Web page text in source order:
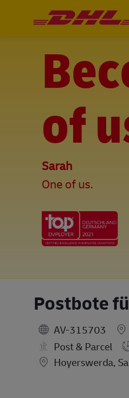
of
Sarah
One of us.
Postbote
AV-315703
Post & Parcel
Location
Hoyerswerda,